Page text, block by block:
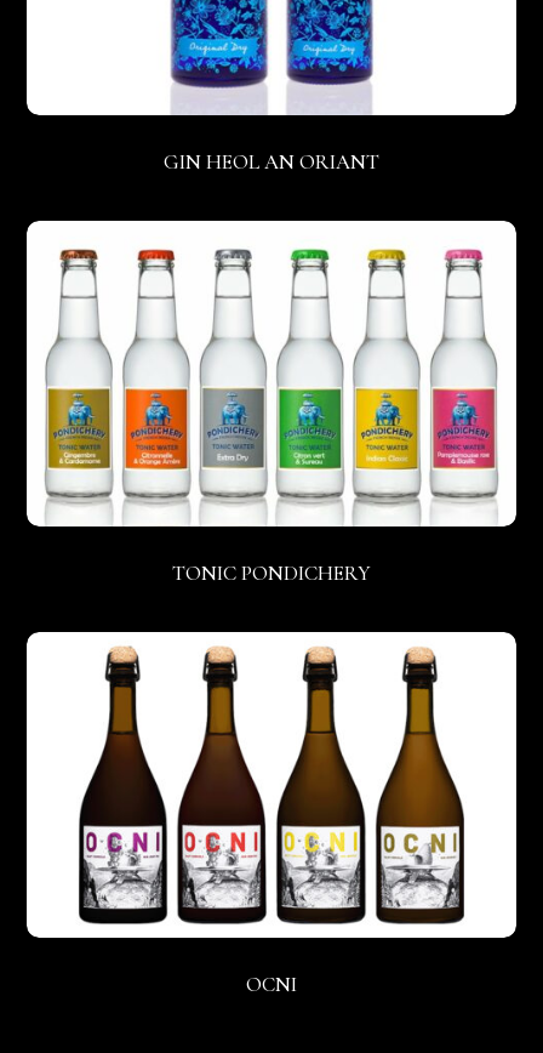
GIN HEOL AN ORIANT
TONIC PONDICHERY
OCNI